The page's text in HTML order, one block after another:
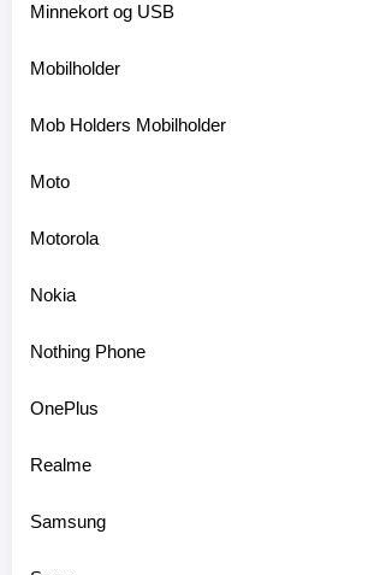
Minnekort og USB
Mobilholder
Mob Holders Mobilholder
Moto
Motorola
Nokia
Nothing Phone
OnePlus
Realme
Samsung